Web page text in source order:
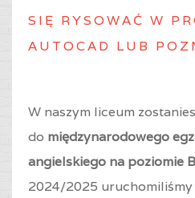
SIĘ RYSOWAĆ W
AUTOCAD LUB
W naszym liceum
do międzynarodowego
angielskiego na poziomie
2024/2025